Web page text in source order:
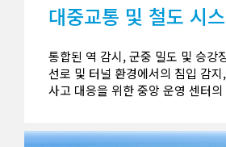
대중교통 및 철도 시
통합된 역 감시, 군중 밀도 및 승강
선로 및 터널 환경에서의 침입 감
사고 대응을 위한 중앙 운영 센터